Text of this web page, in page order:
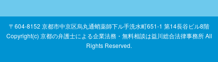
〒604-8152 京都市中京区烏丸通蛸薬師下ル手洗水町651-1 第14長谷ビル8階
Copyright(c) 京都の弁護士による企業法務・無料相談は益川総合法律事務所 All
Rights Reserved.